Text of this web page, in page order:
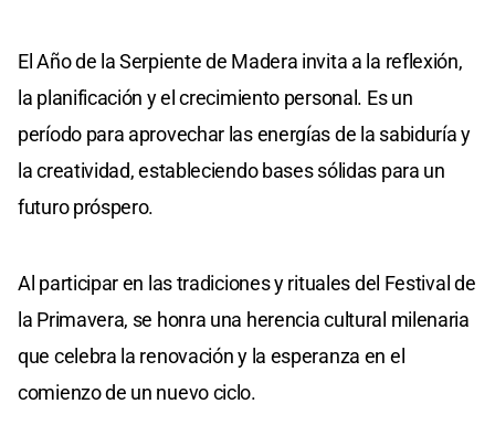
El Año de la Serpiente de Madera invita a la reflexión,
la planificación y el crecimiento personal. Es un
período para aprovechar las energías de la sabiduría y
la creatividad, estableciendo bases sólidas para un
futuro próspero.
Al participar en las tradiciones y rituales del Festival de
la Primavera, se honra una herencia cultural milenaria
que celebra la renovación y la esperanza en el
comienzo de un nuevo ciclo.